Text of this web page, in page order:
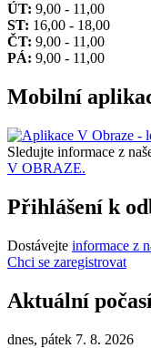
ÚT: 9,00 - 11,00
ST: 16,00 - 18,00
ČT: 9,00 - 11,00
PÁ: 9,00 - 11,00
Mobilní
Sledujte informace z
V OBRAZE.
Přihlášení k
Dostávejte informace z
Chci se zaregistrovat
Aktuální
dnes, pátek 7. 8. 2026